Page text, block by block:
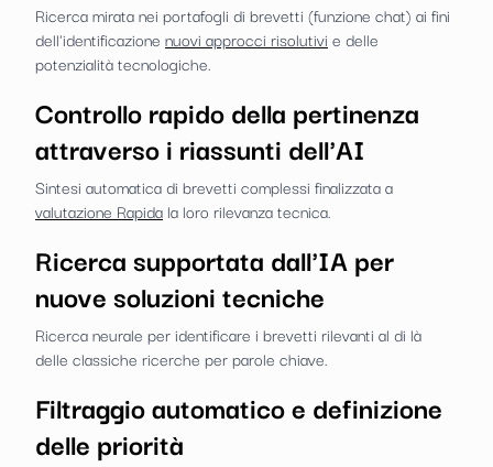
Ricerca mirata nei portafogli di brevetti (funzione chat) ai fini
dell'identificazione nuovi approcci risolutivi e delle
potenzialità tecnologiche.
Controllo rapido della pertinenza
attraverso i riassunti dell'AI
Sintesi automatica di brevetti complessi finalizzata a
valutazione Rapida la loro rilevanza tecnica.
Ricerca supportata dall'IA per
nuove soluzioni tecniche
Ricerca neurale per identificare i brevetti rilevanti al di là
delle classiche ricerche per parole chiave.
Filtraggio automatico e definizione
delle priorità